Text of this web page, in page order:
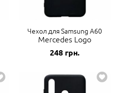
Чехол для Samsung A60
Mercedes Logo
248 грн.